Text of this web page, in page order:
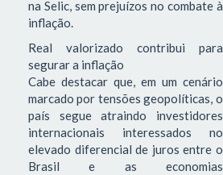
na Selic, sem prejuízos no combate à
inflação.
Real valorizado contribui para
segurar a inflação
Cabe destacar que, em um cenário
marcado por tensões geopolíticas, o
país segue atraindo investidores
internacionais interessados no
elevado diferencial de juros entre o
Brasil e as economias